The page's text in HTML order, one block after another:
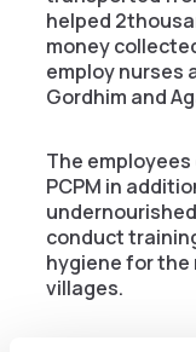
helped
money
employ nurses
Gordhim and
The
PCPM in
conduct
hygiene for
villages.